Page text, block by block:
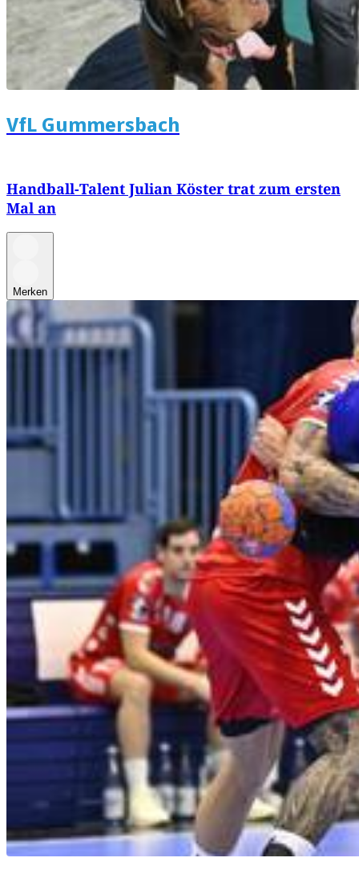
VfL Gummersbach
Handball-Talent Julian Köster trat zum ersten
Mal an
Merken